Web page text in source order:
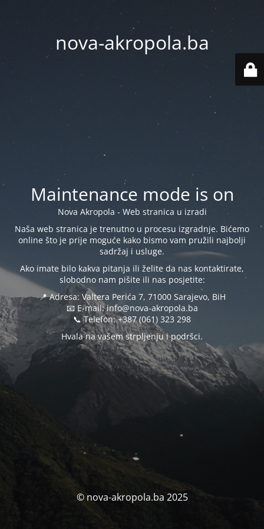
nova-akropola.ba
Maintenance mode is on
Nova Akropola - Web stranica u izradi
Naša web stranica je trenutno u procesu izgradnje. Bićemo
online što je prije moguće kako bismo vam pružili najbolji
sadržaj i usluge.
Ako imate bilo kakva pitanja ili želite da nas kontaktirate,
slobodno nam pišite ili nas posjetite:
📍 Adresa: Valtera Perića 7, 71000 Sarajevo, BiH
📧 E-mail: info@nova-akropola.ba
📞 Telefon: +387 (061) 323 298
Hvala na vašem strpljenju i podršci.
© nova-akropola.ba 2025